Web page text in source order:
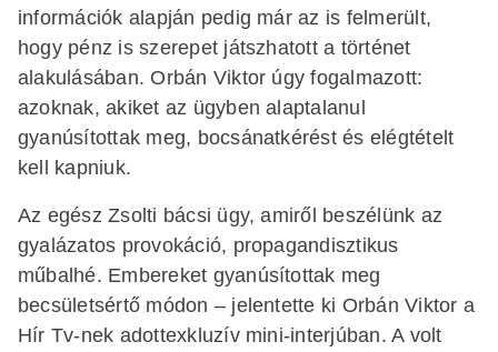
információk alapján pedig már az is felmerült,
hogy pénz is szerepet játszhatott a történet
alakulásában. Orbán Viktor úgy fogalmazott:
azoknak, akiket az ügyben alaptalanul
gyanúsítottak meg, bocsánatkérést és elégtételt
kell kapniuk.
Az egész Zsolti bácsi ügy, amiről beszélünk az
gyalázatos provokáció, propagandisztikus
műbalhé. Embereket gyanúsítottak meg
becsületsértő módon – jelentette ki Orbán Viktor a
Hír Tv-nek adottexkluzív mini-interjúban. A volt